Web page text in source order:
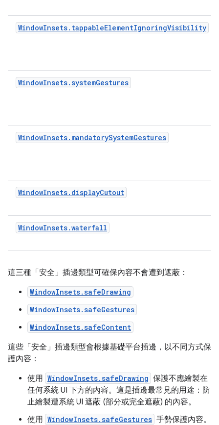
WindowInsets.tappableElementIgnoringVisibility
WindowInsets.systemGestures
WindowInsets.mandatorySystemGestures
WindowInsets.displayCutout
WindowInsets.waterfall
這三種「安全」插邊類型可確保內容不會遭到遮蔽：
WindowInsets.safeDrawing
WindowInsets.safeGestures
WindowInsets.safeContent
這些「安全」插邊類型會根據基礎平台插邊，以不同方式保
護內容：
使用 WindowInsets.safeDrawing 保護不應繪製在
任何系統 UI 下方的內容。這是插邊最常見的用途：防
止繪製遭系統 UI 遮蔽 (部分或完全遮蔽) 的內容。
使用 WindowInsets.safeGestures 手勢保護內容。